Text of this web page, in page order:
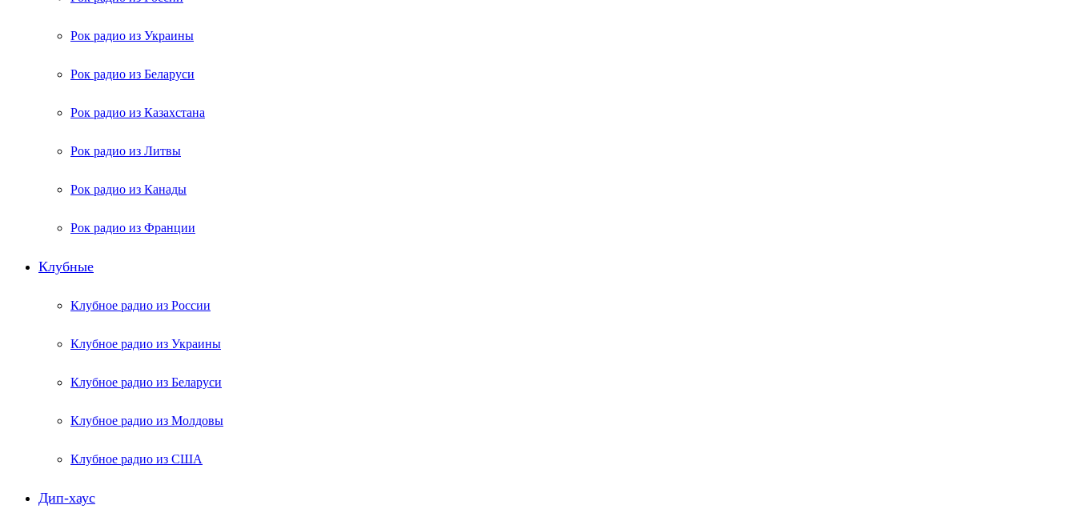
Рок радио из Украины
Рок радио из Беларуси
Рок радио из Казахстана
Рок радио из Литвы
Рок радио из Канады
Рок радио из Франции
Клубные
Клубное радио из России
Клубное радио из Украины
Клубное радио из Беларуси
Клубное радио из Молдовы
Клубное радио из США
Дип-хаус